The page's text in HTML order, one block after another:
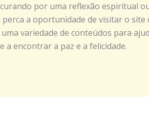
por uma reflexão espiritual
a oportunidade de visitar o site
variedade de conteúdos para
a encontrar a paz e a felicidade.